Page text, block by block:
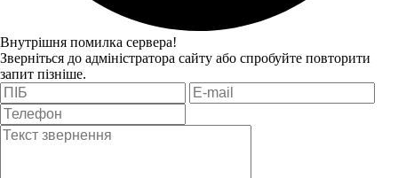
Внутрішня помилка сервера!
Зверніться до адміністратора сайту або спробуйте повторити
запит пізніше.